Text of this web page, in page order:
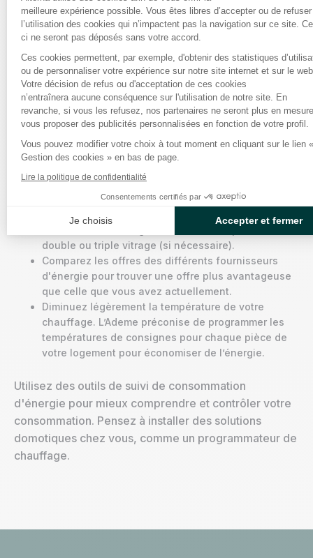
dans le calcul de vos consommations de gaz et vous
aidera à choisir le meilleur contrat de fourniture de
Comment économiser sur ses
factures de gaz ?
Pour réduire vos dépenses en énergie dans votre
appartement, voici quelques conseils à suivre :
Améliorez l'isolation de votre appartement en
isolant – selon vos besoins – les murs, les sols, les
combles et en changeant les fenêtres pour du
double ou triple vitrage (si nécessaire).
Comparez les offres des différents fournisseurs
d'énergie pour trouver une offre plus avantageuse
que celle que vous avez actuellement.
Diminuez légèrement la température de votre
chauffage. L’Ademe préconise de programmer les
températures de consignes pour chaque pièce de
votre logement pour économiser de l’énergie.
Utilisez des outils de suivi de consommation
d'énergie pour mieux comprendre et contrôler votre
consommation. Pensez à installer des solutions
domotiques chez vous, comme un programmateur de
chauffage.
meilleure expérience possible. Vous êtes libres d’accepter ou de refuser
l’utilisation des cookies qui n’impactent pas la navigation sur ce site.
ci ne seront pas déposés sans votre accord.
Ces cookies permettent, par exemple, d'obtenir des statistiques
ou de personnaliser votre expérience sur notre site internet et sur le
Votre décision de refus ou d'acceptation de ces cookies
n’entraînera aucune conséquence sur l'utilisation de notre site. En
revanche, si vous les refusez, nos partenaires ne seront plus en
vous proposer des publicités personnalisées en fonction de votre profil.
Vous pouvez modifier votre choix à tout moment en cliquant sur le lien «
Gestion des cookies » en bas de page.
Lire la politique de confidentialité
Consentements certifiés par
Je choisis Accepter et fermer
Axeptio consent